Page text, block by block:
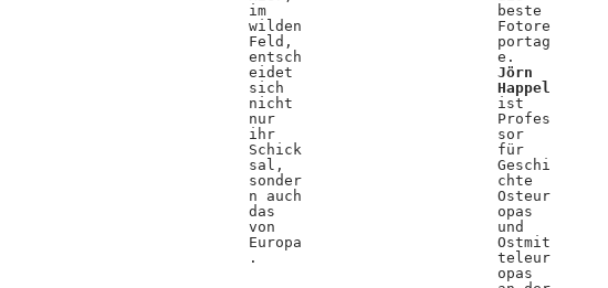
im
wilden
Feld,
entsch
eidet
sich
nicht
nur
ihr
Schick
sal,
sonder
n auch
das
von
Europa
.
beste
Fotore
portag
e.
Jörn
Happel
ist
Profes
sor
für
Geschi
chte
Osteur
opas
und
Ostmit
teleur
opas